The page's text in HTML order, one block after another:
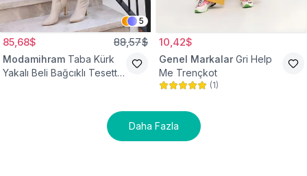
5
85,68$ 88,57$
Modamihram Taba Kürk
Yakalı Beli Bağcıklı Tesettür
10,42$
Genel Markalar Gri Help
Me Trençkot
(1)
Daha Fazla